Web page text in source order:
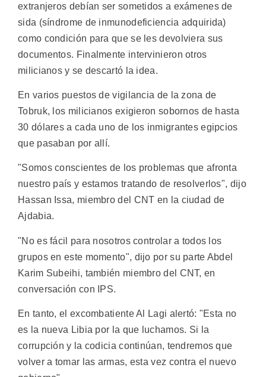
extranjeros debían ser sometidos a exámenes de
sida (síndrome de inmunodeficiencia adquirida)
como condición para que se les devolviera sus
documentos. Finalmente intervinieron otros
milicianos y se descartó la idea.
En varios puestos de vigilancia de la zona de
Tobruk, los milicianos exigieron sobornos de hasta
30 dólares a cada uno de los inmigrantes egipcios
que pasaban por allí.
"Somos conscientes de los problemas que afronta
nuestro país y estamos tratando de resolverlos", dijo
Hassan Issa, miembro del CNT en la ciudad de
Ajdabia.
"No es fácil para nosotros controlar a todos los
grupos en este momento", dijo por su parte Abdel
Karim Subeihi, también miembro del CNT, en
conversación con IPS.
En tanto, el excombatiente Al Lagi alertó: "Esta no
es la nueva Libia por la que luchamos. Si la
corrupción y la codicia continúan, tendremos que
volver a tomar las armas, esta vez contra el nuevo